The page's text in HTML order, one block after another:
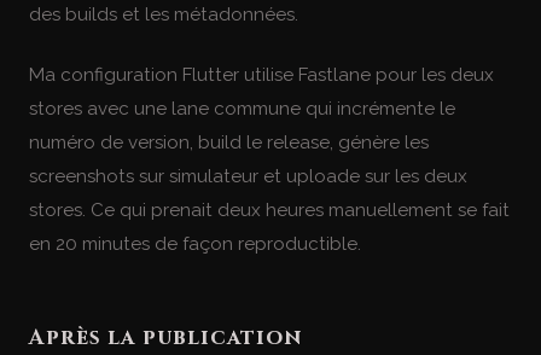
des builds et les métadonnées.
Ma configuration Flutter utilise Fastlane pour les deux
stores avec une lane commune qui incrémente le
numéro de version, build le release, génère les
screenshots sur simulateur et uploade sur les deux
stores. Ce qui prenait deux heures manuellement se fait
en 20 minutes de façon reproductible.
Après la publication